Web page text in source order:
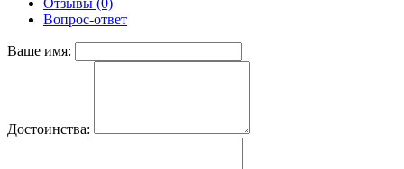
Вопрос-ответ
Ваше имя:
Достоинства: